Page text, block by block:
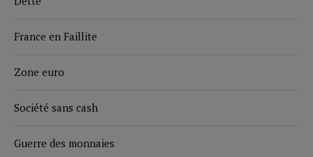
France en Faillite
Zone euro
Société sans cash
Guerre des monnaies